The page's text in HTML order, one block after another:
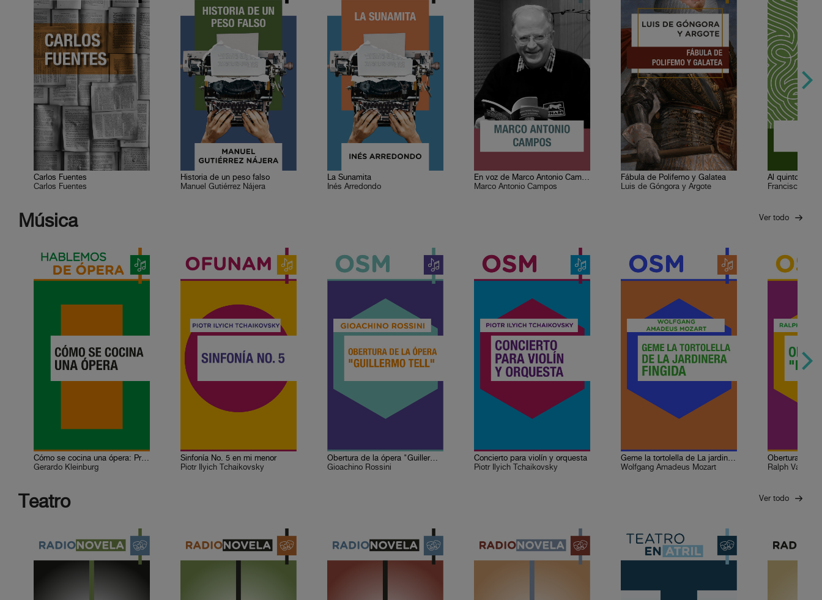
Carlos Fuentes
Carlos Fuentes
Historia de un peso falso
Manuel Gutiérrez Nájera
La Sunamita
Inés Arredondo
En voz de Marco Antonio Campos
Marco Antonio Campos
Fábula de Polifemo y Galatea
Luis de Góngora y Argote
Al quinto sol
Francisco
Música Ver todo
Cómo se cocina una ópera: Proyección operística
Gerardo Kleinburg
Sinfonía No. 5 en mi menor
Piotr Ilyich Tchaikovsky
Obertura de la ópera "Guillermo Tell"
Gioachino Rossini
Concierto para violín y orquesta
Piotr Ilyich Tchaikovsky
Geme la tortolella de La jardinera fingida
Wolfgang Amadeus Mozart
Obertura "Las
Ralph
Teatro Ver todo